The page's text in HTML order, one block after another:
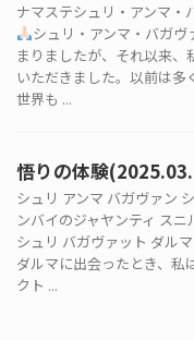
ナマステシュリ・アンマ・
シュリ・アンマ・バガ
まりましたが、それ以来、
いただきました。以前は多
世界も ...
悟りの体験
シュリ アンマ バガヴァン
ンバイのジャヤンティ ス
シュリ バガヴァット ダル
ダルマに出会ったとき、私
クト ...